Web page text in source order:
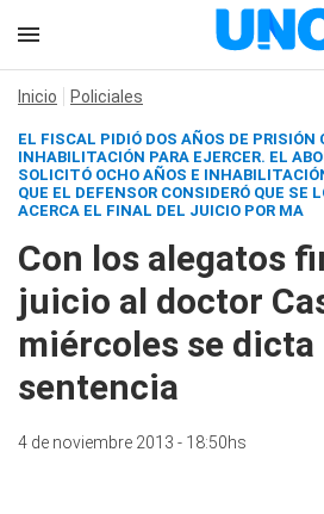
Inicio Policiales
EL FISCAL PIDIÓ DOS AÑOS DE PRISIÓN
INHABILITACIÓN PARA EJERCER. EL
SOLICITÓ OCHO AÑOS E
QUE EL DEFENSOR CONSIDERÓ QUE SE
ACERCA EL FINAL DEL JUICIO POR MA
Con los alegatos
juicio al doctor
miércoles se dicta
sentencia
4 de noviembre 2013 - 18:50hs